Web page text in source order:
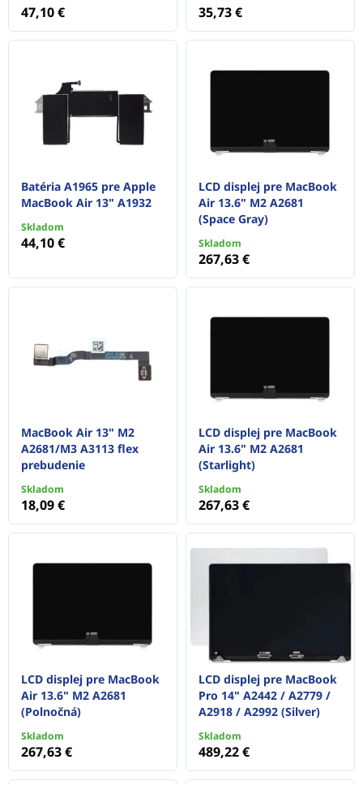
47,10 € 35,73 €
Batéria A1965 pre Apple
MacBook Air 13" A1932
Skladom
44,10 €
LCD displej pre MacBook
Air 13.6" M2 A2681
(Space Gray)
Skladom
267,63 €
MacBook Air 13" M2
A2681/M3 A3113 flex
prebudenie
Skladom
18,09 €
LCD displej pre MacBook
Air 13.6" M2 A2681
(Starlight)
Skladom
267,63 €
LCD displej pre MacBook
Air 13.6" M2 A2681
(Polnočná)
Skladom
267,63 €
LCD displej pre MacBook
Pro 14" A2442 / A2779 /
A2918 / A2992 (Silver)
Skladom
489,22 €